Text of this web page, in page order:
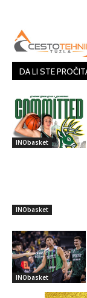
DA LI STE
INObasket
INObasket
INObasket